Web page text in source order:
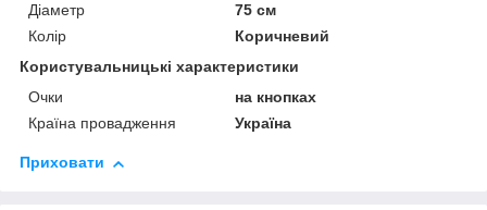
Діаметр
75 см
Колір
Коричневий
Користувальницькі характеристики
Очки
на кнопках
Країна провадження
Україна
Приховати